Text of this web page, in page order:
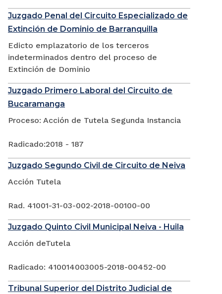
Juzgado Penal del Circuito Especializado de
Extinción de Dominio de Barranquilla
Edicto emplazatorio de los terceros
indeterminados dentro del proceso de
Extinción de Dominio
Juzgado Primero Laboral del Circuito de
Bucaramanga
Proceso: Acción de Tutela Segunda Instancia
Radicado:2018 - 187
Juzgado Segundo Civil de Circuito de Neiva
Acción Tutela
Rad. 41001-31-03-002-2018-00100-00
Juzgado Quinto Civil Municipal Neiva - Huila
Acción deTutela
Radicado: 410014003005-2018-00452-00
Tribunal Superior del Distrito Judicial de